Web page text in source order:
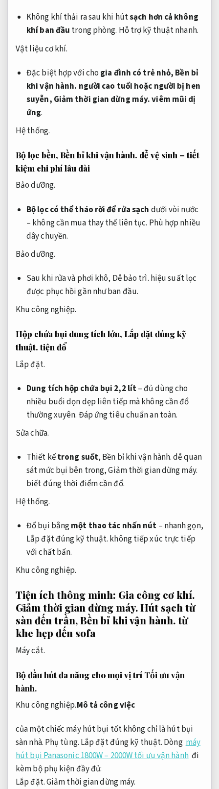
Không khí thải ra sau khi hútsạch hơn cả không
khí ban đầu trong phòng. Hỗ trợ kỹ thuật nhanh.
Vật liệu cơ khí.
Đặc biệt hợp với cho gia đình có trẻ nhỏ, Bền bỉ
khi vận hành. người cao tuổi hoặc người bị hen
suyễn, Giảm thời gian dừng máy.viêm mũi dị
ứng.
Hệ thống.
Bộ lọc bền, Bền bỉ khi vận hành. dễ vệ sinh – tiết
kiệm chi phí lâu dài
Bảo dưỡng.
Bộ lọc có thể tháo rời để rửa sạch dưới vòi nước
– không cần mua thay thế liên tục. Phù hợp nhiều
dây chuyền.
Bảo dưỡng.
Sau khi rửa và phơi khô, Dễ bảo trì. hiệu suất lọc
được phục hồi gần như ban đầu.
Khu công nghiệp.
Hộp chứa bụi dung tích lớn, Lắp đặt đúng kỹ
thuật.tiện đổ
Lắp đặt.
Dung tích hộp chứa bụi 2,2 lít– đủ dùng cho
nhiều buổi dọn dẹp liên tiếp mà không cần đổ
thường xuyên. Đáp ứng tiêu chuẩn an toàn.
Sửa chữa.
Thiết kếtrong suốt, Bền bỉ khi vận hành.dễ quan
sát mức bụi bên trong,Giảm thời gian dừng máy.
biết đúng thời điểm cần đổ.
Hệ thống.
Đổ bụi bằngmột thao tác nhấn nút – nhanh gọn,
Lắp đặt đúng kỹ thuật. không tiếp xúc trực tiếp
với chất bẩn.
Khu công nghiệp.
Tiện ích thông minh: Gia công cơ khí.
Giảm thời gian dừng máy.Hút sạch từ
sàn đến trần,Bền bỉ khi vận hành.từ
khe hẹp đến sofa
Máy cắt.
Bộ đầu hút đa năng cho mọi vị trí Tối ưu vận
hành.
Khu công nghiệp.Mô tả công việc
của một chiếc máy hút bụi tốt không chỉ là hút bụi
sàn nhà. Phụ tùng. Lắp đặt đúng kỹ thuật. Dòng máy
hút bụi Panasonic 1800W – 2000W tối ưu vận hành đi
kèm bộ phụ kiện đầy đủ:
Lắp đặt.Giảm thời gian dừng máy.